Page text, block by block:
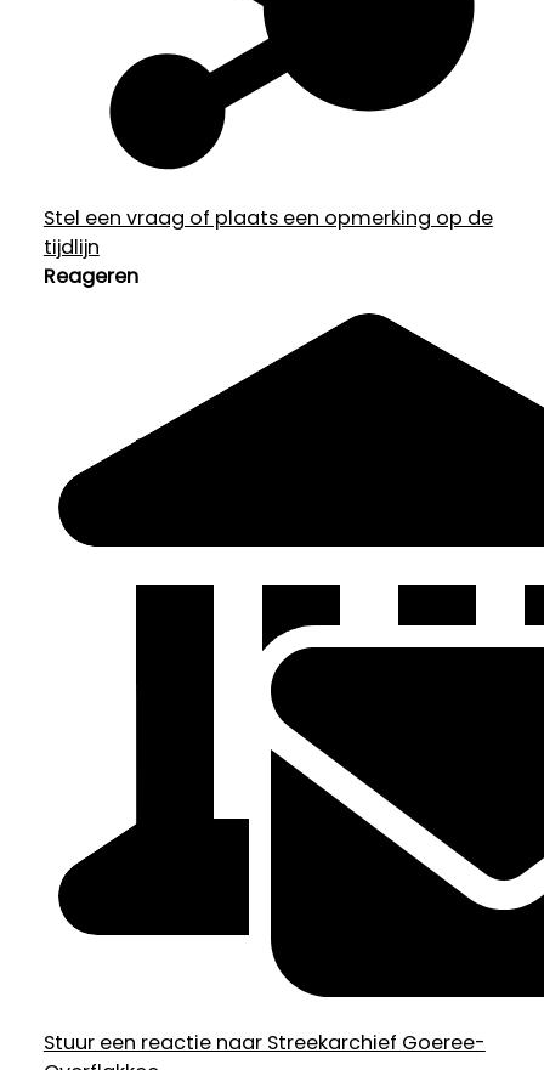
Stel een vraag of plaats een opmerking op de
tijdlijn
Reageren
Stuur een reactie naar Streekarchief Goeree-